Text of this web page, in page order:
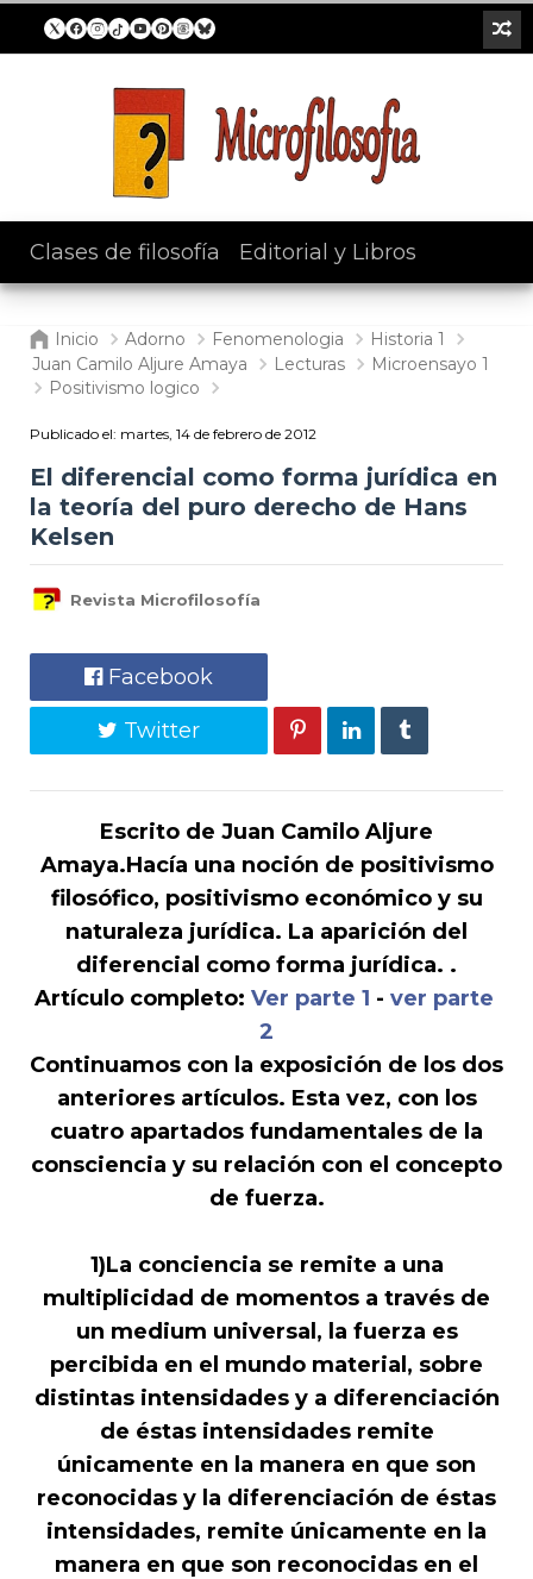
Clases de filosofía Editorial y Libros
Inicio Adorno Fenomenologia
Historia 1
Juan Camilo Aljure Amaya
Lecturas
Microensayo 1
Positivismo logico
Publicado el: martes, 14 de febrero de 2012
El diferencial como forma jurídica en
la teoría del puro derecho de Hans
Kelsen
Revista Microfilosofía
Facebook
Twitter
Escrito de Juan Camilo Aljure
Amaya.Hacía una noción de positivismo
filosófico, positivismo económico y su
naturaleza jurídica. La aparición del
diferencial como forma jurídica. .
Artículo completo: Ver parte 1 - ver parte
2
Continuamos con la exposición de los dos
anteriores artículos. Esta vez, con los
cuatro apartados fundamentales de la
consciencia y su relación con el concepto
de fuerza.
1)La conciencia se remite a una
multiplicidad de momentos a través de
un medium universal, la fuerza es
percibida en el mundo material, sobre
distintas intensidades y a diferenciación
de éstas intensidades remite
únicamente en la manera en que son
reconocidas y la diferenciación de éstas
intensidades, remite únicamente en la
manera en que son reconocidas en el